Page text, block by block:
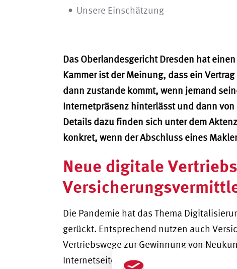
Unsere Einschätzung
Das Oberlandesgericht Dresden hat
Kammer ist der Meinung, dass ein
dann zustande kommt, wenn jemand
Internetpräsenz hinterlässt und dann
Details dazu finden sich unter dem
konkret, wenn der Abschluss eines
Neue digitale
Die Pandemie hat das Thema
gerückt. Entsprechend nutzen auch
Vertriebswege zur Gewinnung von
Internetseiten. Darauf finden potenzielle